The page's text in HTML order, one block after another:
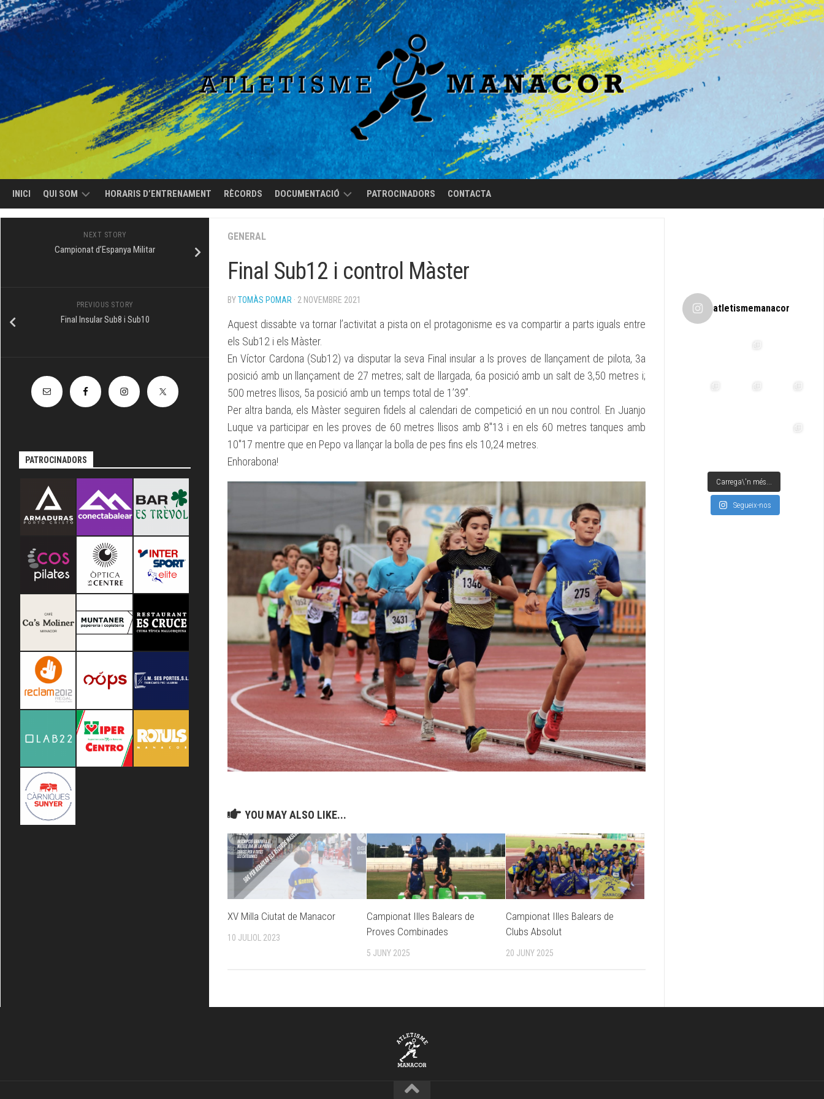
Skip
to
content
INICI QUI SOM HORARIS D’ENTRENAMENT RÈCORDS DOCUMENTACIÓ
INTERN
BECA
CLUB
ATLETISME
MANACOR
PATROCINADORS CONTACTA
GENERAL
Final Sub12 i control Màster
BYTOMÀS POMAR · 2 NOVEMBRE 2021
Aquest dissabte va tornar l’activitat a pista on el protagonisme es va compartir a parts iguals entre
els Sub12 i els Màster.
En Víctor Cardona (Sub12) va disputar la seva Final insular a ls proves de llançament de pilota, 3a
posició amb un llançament de 27 metres; salt de llargada, 6a posició amb un salt de 3,50 metres i;
500 metres llisos, 5a posició amb un temps total de 1’39”.
Per altra banda, els Màster seguiren fidels al calendari de competició en un nou control. En Juanjo
Luque va participar en les proves de 60 metres llisos amb 8″13 i en els 60 metres tanques amb
10″17 mentre que en Pepo va llançar la bolla de pes fins els 10,24 metres.
Enhorabona!
YOU MAY ALSO LIKE...
XV Milla Ciutat de Manacor
10 JULIOL 2023
Campionat Illes Balears de
Proves Combinades
5 JUNY 2025
Campionat Illes Balears de
Clubs Absolut
20 JUNY 2025
NEXT STORY
Campionat d’Espanya Militar
PREVIOUS STORY
Final Insular Sub8 i Sub10
PATROCINADORS
atletismemanacor
Carrega\'n més...
Segueix-nos